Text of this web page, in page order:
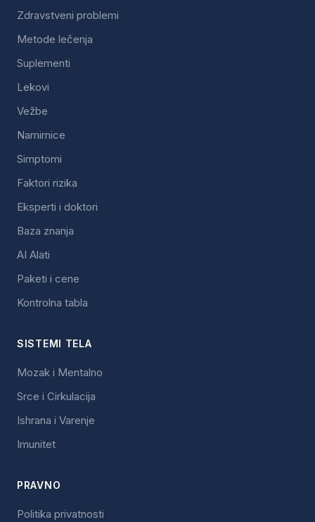
Zdravstveni problemi
Metode lečenja
Suplementi
Lekovi
Vežbe
Namirnice
Simptomi
Faktori rizika
Eksperti i doktori
Baza znanja
AI Alati
Paketi i cene
Kontrolna tabla
SISTEMI TELA
Mozak i Mentalno
Srce i Cirkulacija
Ishrana i Varenje
Imunitet
PRAVNO
Politika privatnosti